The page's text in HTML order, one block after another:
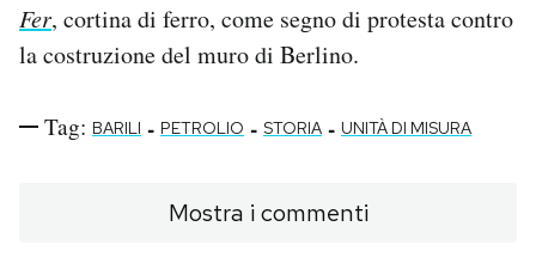
Fer, cortina di ferro, come segno di protesta contro
la costruzione del muro di Berlino.
Tag: BARILI - PETROLIO - STORIA - UNITÀ DI MISURA
Mostra i commenti